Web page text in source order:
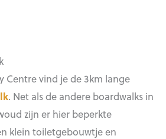
Centre vind je de 3km lange
. Net als de andere boardwalks in
zijn er hier beperkte
klein toiletgebouwtje en